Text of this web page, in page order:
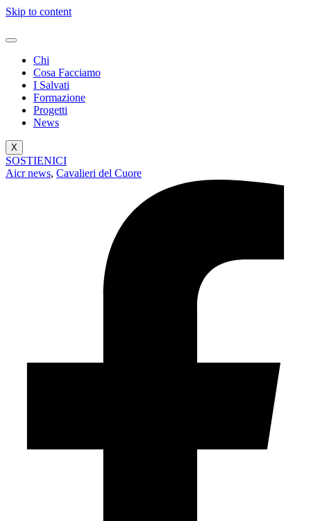
Skip to content
Chi
Cosa Facciamo
I Salvati
Formazione
Progetti
News
X
SOSTIENICI
Aicr news, Cavalieri del Cuore